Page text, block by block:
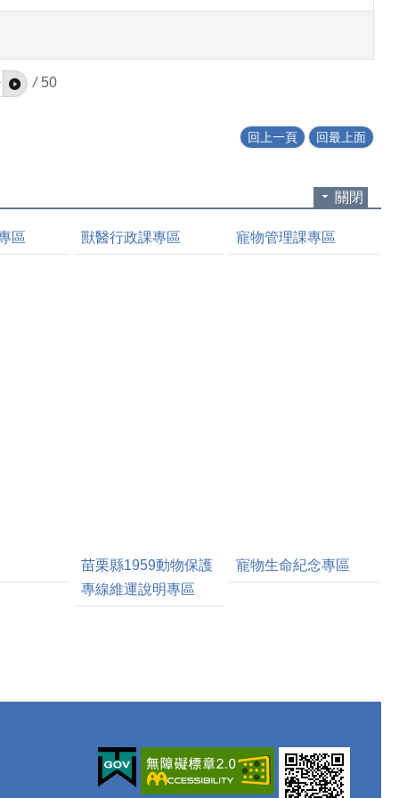
/ 50
回上一頁 回最上面
關閉
區 獸醫行政課專區 寵物管理課專區
苗栗縣1959動物保護
專線維運說明專區
寵物生命紀念專區